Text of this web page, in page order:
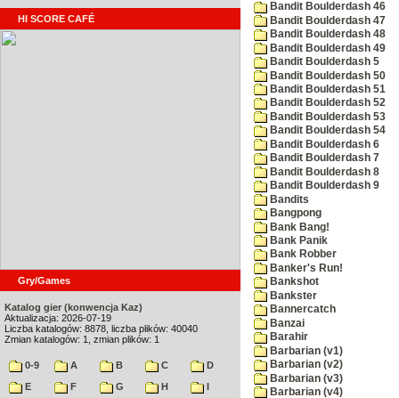
HI SCORE CAFÉ
Gry/Games
Katalog gier (konwencja Kaz)
Aktualizacja: 2026-07-19
Liczba katalogów: 8878, liczba plików: 40040
Zmian katalogów: 1, zmian plików: 1
0-9 A B C
D
E
F G H
I
Bandit Boulderdash 46
Bandit Boulderdash 47
Bandit Boulderdash 48
Bandit Boulderdash 49
Bandit Boulderdash 5
Bandit Boulderdash 50
Bandit Boulderdash 51
Bandit Boulderdash 52
Bandit Boulderdash 53
Bandit Boulderdash 54
Bandit Boulderdash 6
Bandit Boulderdash 7
Bandit Boulderdash 8
Bandit Boulderdash 9
Bandits
Bangpong
Bank Bang!
Bank Panik
Bank Robber
Banker's Run!
Bankshot
Bankster
Bannercatch
Banzai
Barahir
Barbarian (v1)
Barbarian (v2)
Barbarian (v3)
Barbarian (v4)